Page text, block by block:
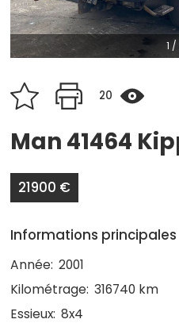
1 /
Man 41464
21900 €
20
Informations principales
Année: 2001
Kilométrage: 316740 km
Essieux: 8x4